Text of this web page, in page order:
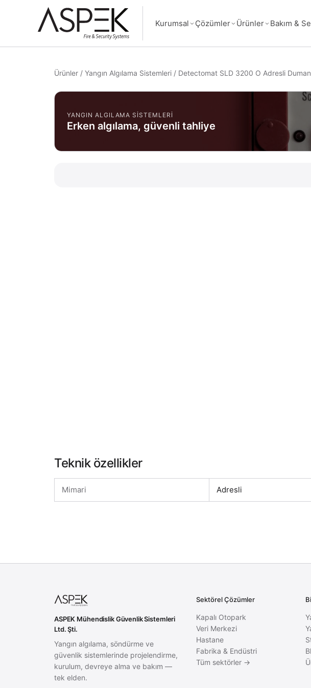
Kurumsal Çözümler Ürünler Bakım &
Ürünler / Yangın Algılama Sistemleri / Detectomat SLD 3200 O Adresli
YANGIN ALGILAMA SISTEMLERI
Erken algılama, güvenli tahliye
Teknik özellikler
Mimari Adresli
ASPEK Mühendislik Güvenlik Sistemleri
Ltd. Şti.
Yangın algılama, söndürme ve
güvenlik sistemlerinde projelendirme,
kurulum, devreye alma ve bakım —
tek elden.
Sektörel Çözümler
Kapalı Otopark
Veri Merkezi
Hastane
Fabrika & Endüstri
Tüm sektörler →